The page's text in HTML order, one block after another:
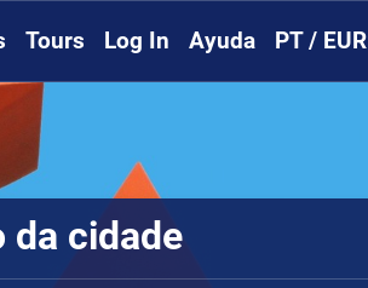
Tours Log In Ayuda PT / EUR
da cidade